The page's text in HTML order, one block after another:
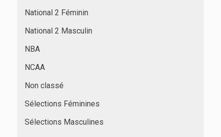
National 2 Féminin
National 2 Masculin
NBA
NCAA
Non classé
Sélections Féminines
Sélections Masculines